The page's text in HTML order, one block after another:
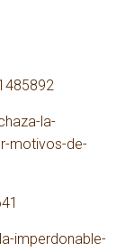
la-
motivos-de-
imperdonable-